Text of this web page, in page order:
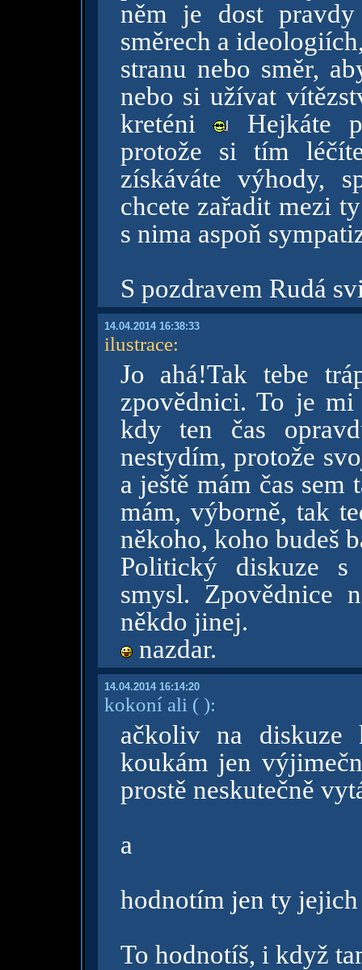
něm je dost
směrech a
stranu nebo směr,
nebo si užívat
kreténi
Hejkáte
protože si tím
získáváte výhody,
chcete zařadit mezi
s nima aspoň
S pozdravem Rudá
14.04.2014 16:38:33
ilustrace:
Jo ahá!Tak tebe
zpovědnici. To je
kdy ten čas
nestydím, protože
a ještě mám čas sem
mám, výborně, tak
někoho, koho budeš
Politický diskuze
smysl. Zpovědnice
někdo jinej.
nazdar.
14.04.2014 16:14:20
kokoní ali ( ):
ačkoliv na diskuze
koukám jen
prostě neskutečně
a
hodnotím jen ty
To hodnotíš, i když